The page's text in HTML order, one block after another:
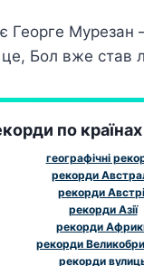
Георге Мурезан
Бол вже став
по країнах
географічні
рекорди
рекорди
рекорди Азії
рекорди
рекорди
рекорди